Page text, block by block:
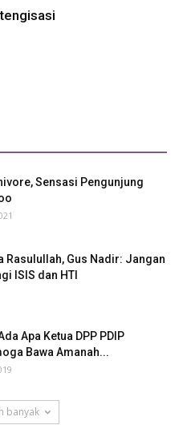
Sensasi Pengunjung
Rasulullah, Gus Nadir: Jangan
ISIS dan HTI
Apa Ketua DPP PDIP
Bawa Amanah...
banyak